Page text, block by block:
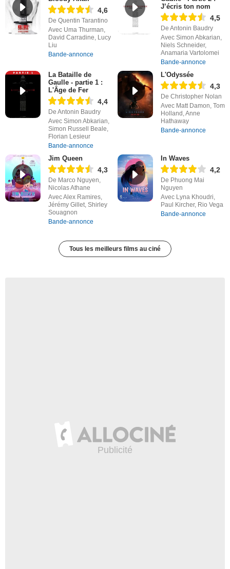
4,6
De Quentin Tarantino
Avec Uma Thurman,
David Carradine, Lucy
Liu
Bande-annonce
J’écris ton nom
4,5
De Antonin Baudry
Avec Simon Abkarian,
Niels Schneider,
Anamaria Vartolomei
Bande-annonce
La Bataille de
Gaulle - partie 1 :
L'Âge de Fer
4,4
De Antonin Baudry
Avec Simon Abkarian,
Simon Russell Beale,
Florian Lesieur
Bande-annonce
L'Odyssée
4,3
De Christopher Nolan
Avec Matt Damon, Tom
Holland, Anne
Hathaway
Bande-annonce
Jim Queen
4,3
De Marco Nguyen,
Nicolas Athane
Avec Alex Ramires,
Jérémy Gillet, Shirley
Souagnon
Bande-annonce
In Waves
4,2
De Phuong Mai
Nguyen
Avec Lyna Khoudri,
Paul Kircher, Rio Vega
Bande-annonce
Tous les meilleurs films au ciné